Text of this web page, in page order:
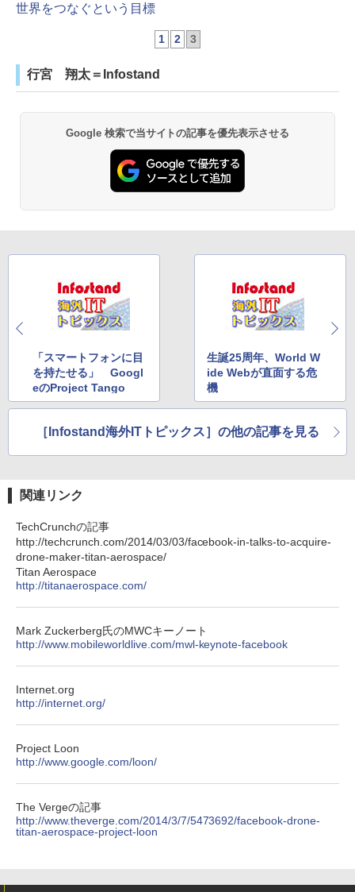
世界をつなぐという目標
1 2 3
行宮 翔太＝Infostand
Google 検索で当サイトの記事を優先表示させる
「スマートフォンに目
を持たせる」 Googl
eのProject Tango
生誕25周年、World W
ide Webが直面する危
機
［Infostand海外ITトピックス］の他の記事を見る
関連リンク
TechCrunchの記事
http://techcrunch.com/2014/03/03/facebook-in-talks-to-acquire-
drone-maker-titan-aerospace/
Titan Aerospace
http://titanaerospace.com/
Mark Zuckerberg氏のMWCキーノート
http://www.mobileworldlive.com/mwl-keynote-facebook
Internet.org
http://internet.org/
Project Loon
http://www.google.com/loon/
The Vergeの記事
http://www.theverge.com/2014/3/7/5473692/facebook-drone-
titan-aerospace-project-loon